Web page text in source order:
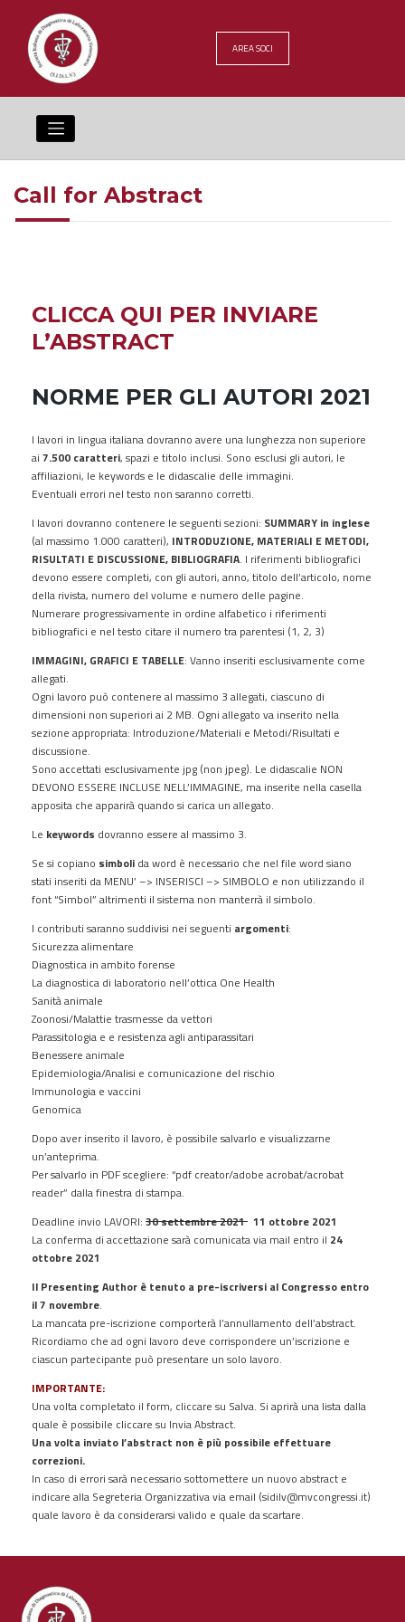
content
AREA SOCI
Call for Abstract
CLICCA QUI PER INVIARE
L’ABSTRACT
NORME PER GLI AUTORI 2021
I lavori in lingua italiana dovranno avere una lunghezza non superiore
ai 7.500 caratteri, spazi e titolo inclusi. Sono esclusi gli autori, le
affiliazioni, le keywords e le didascalie delle immagini.
Eventuali errori nel testo non saranno corretti.
I lavori dovranno contenere le seguenti sezioni: SUMMARY in inglese
(al massimo 1.000 caratteri), INTRODUZIONE, MATERIALI E METODI,
RISULTATI E DISCUSSIONE, BIBLIOGRAFIA. I riferimenti bibliografici
devono essere completi, con gli autori, anno, titolo dell’articolo, nome
della rivista, numero del volume e numero delle pagine.
Numerare progressivamente in ordine alfabetico i riferimenti
bibliografici e nel testo citare il numero tra parentesi (1, 2, 3)
IMMAGINI, GRAFICI E TABELLE: Vanno inseriti esclusivamente come
allegati.
Ogni lavoro può contenere al massimo 3 allegati, ciascuno di
dimensioni non superiori ai 2 MB. Ogni allegato va inserito nella
sezione appropriata: Introduzione/Materiali e Metodi/Risultati e
discussione.
Sono accettati esclusivamente jpg (non jpeg). Le didascalie NON
DEVONO ESSERE INCLUSE NELL’IMMAGINE, ma inserite nella casella
apposita che apparirà quando si carica un allegato.
Le keywords dovranno essere al massimo 3.
Se si copiano simboli da word è necessario che nel file word siano
stati inseriti da MENU’ –> INSERISCI –> SIMBOLO e non utilizzando il
font “Simbol” altrimenti il sistema non manterrà il simbolo.
I contributi saranno suddivisi nei seguenti argomenti:
Sicurezza alimentare
Diagnostica in ambito forense
La diagnostica di laboratorio nell’ottica One Health
Sanità animale
Zoonosi/Malattie trasmesse da vettori
Parassitologia e e resistenza agli antiparassitari
Benessere animale
Epidemiologia/Analisi e comunicazione del rischio
Immunologia e vaccini
Genomica
Dopo aver inserito il lavoro, è possibile salvarlo e visualizzarne
un’anteprima.
Per salvarlo in PDF scegliere: “pdf creator/adobe acrobat/acrobat
reader” dalla finestra di stampa.
Deadline invio LAVORI: 30 settembre 2021 11 ottobre 2021
La conferma di accettazione sarà comunicata via mail entro il 24
ottobre 2021
Il Presenting Author è tenuto a pre-iscriversi al Congresso entro
il 7 novembre.
La mancata pre-iscrizione comporterà l’annullamento dell’abstract.
Ricordiamo che ad ogni lavoro deve corrispondere un’iscrizione e
ciascun partecipante può presentare un solo lavoro.
IMPORTANTE:
Una volta completato il form, cliccare su Salva. Si aprirà una lista dalla
quale è possibile cliccare su Invia Abstract.
Una volta inviato l’abstract non è più possibile effettuare
correzioni.
In caso di errori sarà necessario sottomettere un nuovo abstract e
indicare alla Segreteria Organizzativa via email (sidilv@mvcongressi.it)
quale lavoro è da considerarsi valido e quale da scartare.